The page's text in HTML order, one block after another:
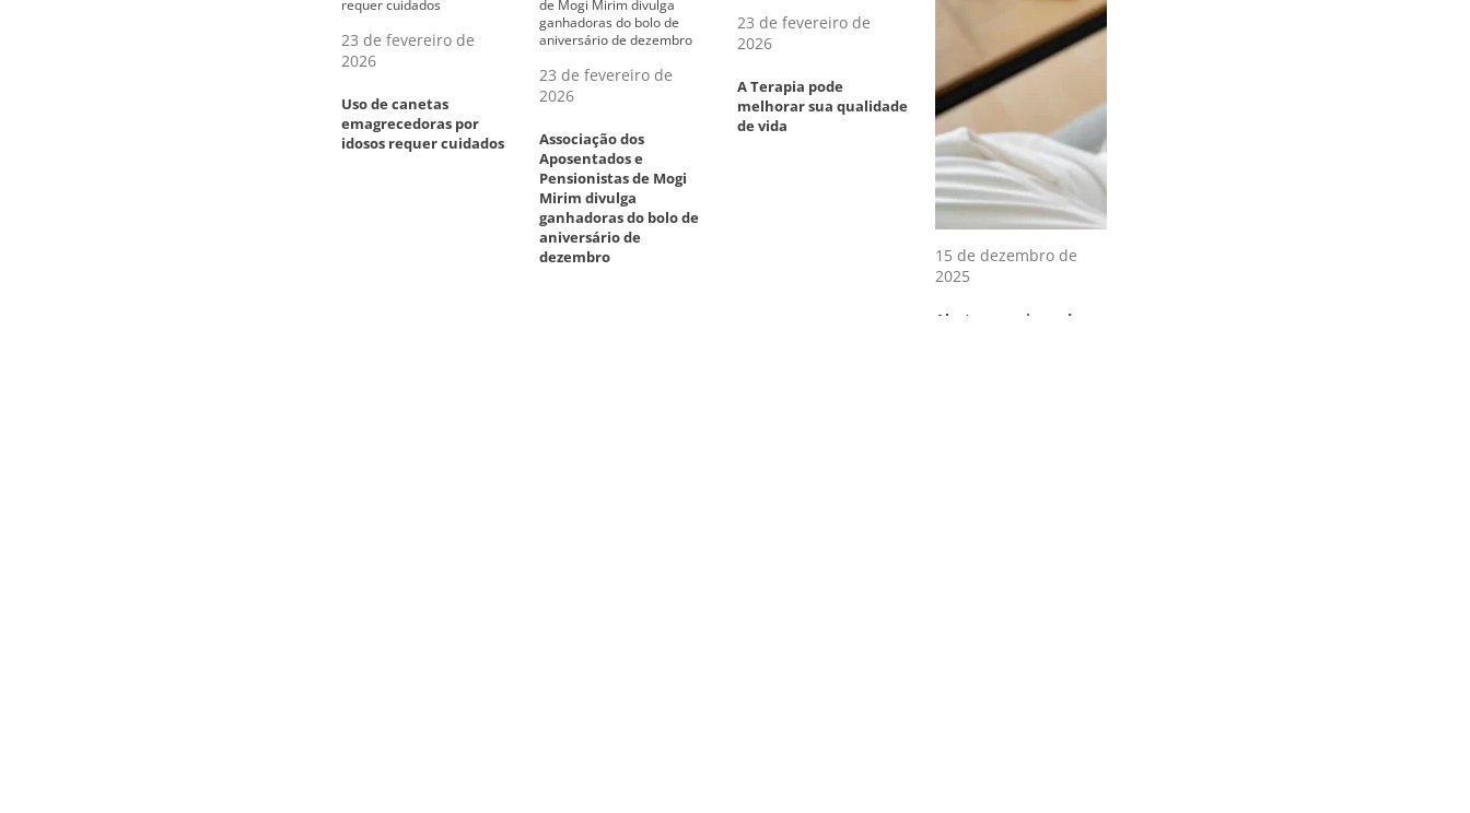
23 de fevereiro de
2026
Uso de canetas
emagrecedoras por
idosos requer cuidados
23 de fevereiro de
2026
Associação dos
Aposentados e
Pensionistas de Mogi
Mirim divulga
ganhadoras do bolo de
aniversário de
dezembro
23 de fevereiro de
2026
A Terapia pode
melhorar sua qualidade
de vida
15 de dezembro de
2025
Alerta para riscos da